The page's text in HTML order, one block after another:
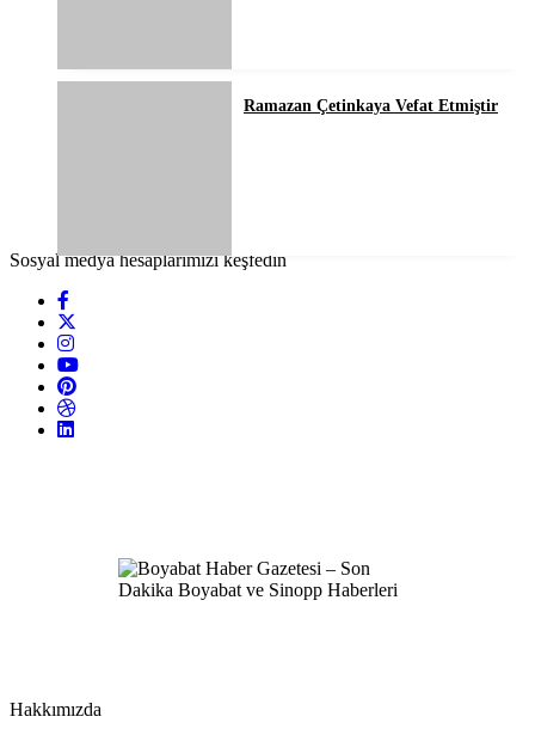
Ramazan Çetinkaya Vefat Etmiştir
Sosyal medya hesaplarımızı keşfedin
Hakkımızda